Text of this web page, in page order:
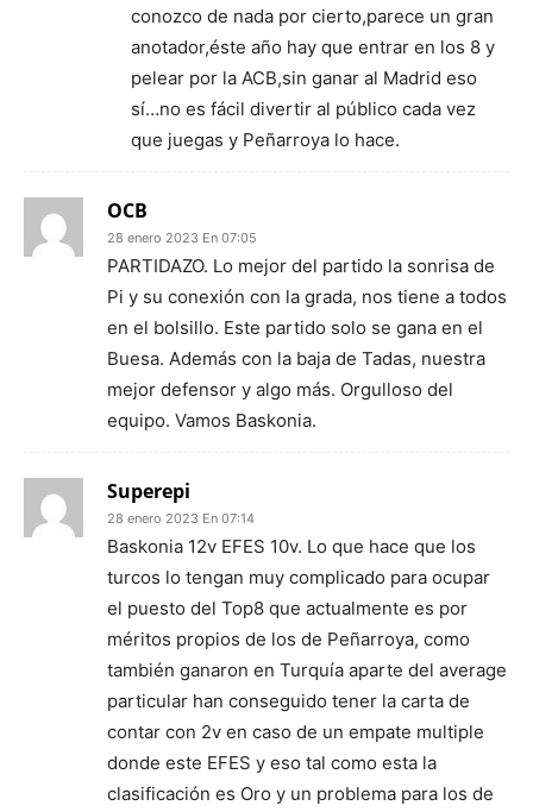
conozco de nada por cierto,parece un gran
anotador,éste año hay que entrar en los 8 y
pelear por la ACB,sin ganar al Madrid eso
sí…no es fácil divertir al público cada vez
que juegas y Peñarroya lo hace.
OCB
28 enero 2023 En 07:05
PARTIDAZO. Lo mejor del partido la sonrisa de
Pi y su conexión con la grada, nos tiene a todos
en el bolsillo. Este partido solo se gana en el
Buesa. Además con la baja de Tadas, nuestra
mejor defensor y algo más. Orgulloso del
equipo. Vamos Baskonia.
Superepi
28 enero 2023 En 07:14
Baskonia 12v EFES 10v. Lo que hace que los
turcos lo tengan muy complicado para ocupar
el puesto del Top8 que actualmente es por
méritos propios de los de Peñarroya, como
también ganaron en Turquía aparte del average
particular han conseguido tener la carta de
contar con 2v en caso de un empate multiple
donde este EFES y eso tal como esta la
clasificación es Oro y un problema para los de